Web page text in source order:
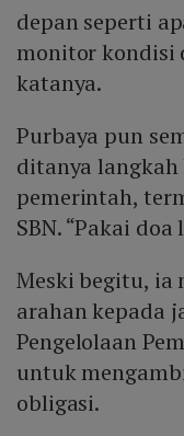
depan seperti
monitor kondisi
katanya.
Purbaya pun
ditanya
pemerintah,
SBN. “Pakai
Meski begitu, ia
arahan kepada
Pengelolaan
untuk
obligasi.